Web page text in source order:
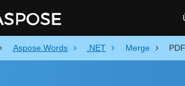
Aspose.Words .NET Merge